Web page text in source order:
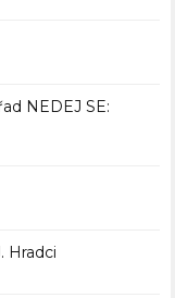
NEDEJ SE:
Hradci